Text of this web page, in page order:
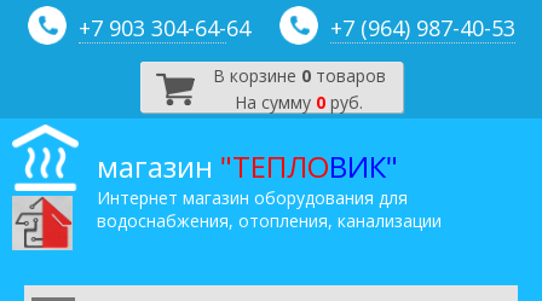
+7 903 304-64-64 +7 (964) 987-40-53
В корзине 0товаров
На сумму 0 руб.
магазин "ТЕПЛОВИК"
Интернет магазин оборудования для
водоснабжения, отопления, канализации